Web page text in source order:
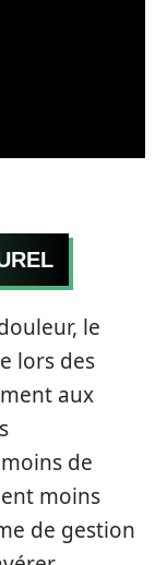
le
lors des
aux
de
moins
de gestion